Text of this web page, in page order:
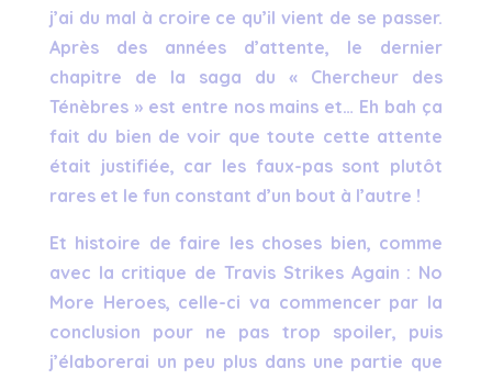
j’ai du mal à croire ce qu’il vient de se passer.
Après des années d’attente, le dernier
chapitre de la saga du « Chercheur des
Ténèbres » est entre nos mains et… Eh bah ça
fait du bien de voir que toute cette attente
était justifiée, car les faux-pas sont plutôt
rares et le fun constant d’un bout à l’autre !
Et histoire de faire les choses bien, comme
avec la critique de Travis Strikes Again : No
More Heroes, celle-ci va commencer par la
conclusion pour ne pas trop spoiler, puis
j’élaborerai un peu plus dans une partie que